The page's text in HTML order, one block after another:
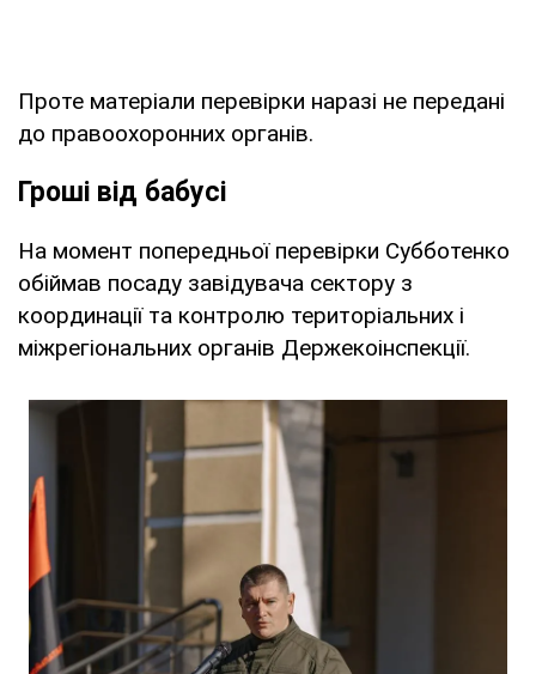
Проте матеріали перевірки наразі не передані
до правоохоронних органів.
Гроші від бабусі
На момент попередньої перевірки Субботенко
обіймав посаду завідувача сектору з
координації та контролю територіальних і
міжрегіональних органів Держекоінспекції.